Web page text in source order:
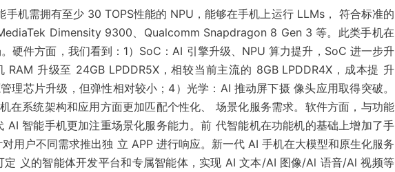
手机需拥有至少 30 TOPS性能的 NPU，能够在手机上运行 LLMs， 符合标准的
Dimensity 9300、Qualcomm Snapdragon 8 Gen 3 等。此类手机在
硬件方面，我们看到：1）SoC：AI 引擎升级、NPU 算力提升，SoC 进一步升
RAM 升级至 24GB LPDDR5X，相较当前主流的 8GB LPDDR4X，成本提 升
理芯片升级，但弹性相对较小；4）光学：AI 推动屏下摄 像头应用取得突破。
在系统架构和应用方面更加匹配个性化、 场景化服务需求。软件方面，与功能
AI 智能手机更加注重场景化服务能力。前 代智能机在功能机的基础上增加了手
用户不同需求推出独 立 APP 进行响应。新一代 AI 手机在大模型和原生化服务
定 义的智能体开发平台和专属智能体，实现 AI 文本/AI 图像/Al 语音/Al 视频等